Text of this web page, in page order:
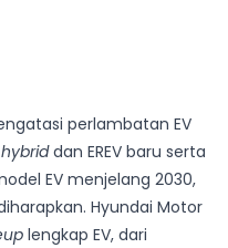
perlambatan EV
hybriddan EREV baru serta
EV menjelang 2030,
Hyundai Motor
lengkap EV, dari